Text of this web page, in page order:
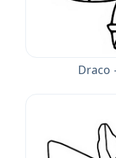
Draco